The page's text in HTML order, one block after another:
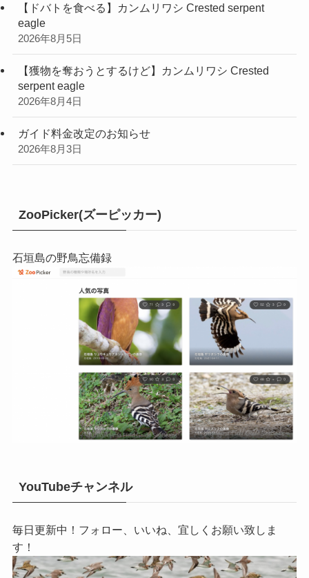
【ドバトを食べる】カンムリワシ Crested serpent
eagle
2026年8月5日
【獲物を奪おうとするけど】カンムリワシ Crested
serpent eagle
2026年8月4日
ガイド料金改定のお知らせ
2026年8月3日
ZooPicker(ズーピッカー)
石垣島の野鳥忘備録
YouTubeチャンネル
毎日更新中！フォロー、いいね、宜しくお願い致しま
す！